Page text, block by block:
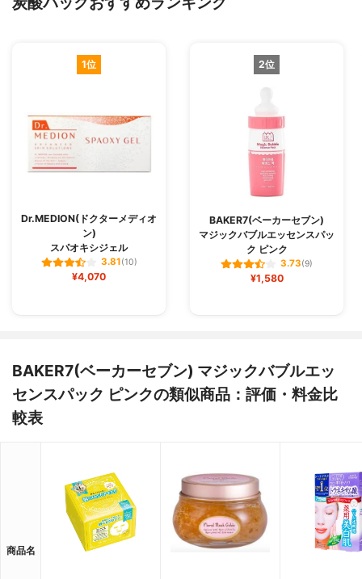
1位
Dr.MEDION(ドクターメディオ
ン)
スパオキシジェル
3.81(10)
¥4,070
2位
BAKER7(ベーカーセブン)
マジックバブルエッセンスパッ
ク ピンク
3.73(9)
¥1,580
BAKER7(ベーカーセブン) マジックバブルエッ
センスパック ピンクの類似商品：評価・料金比
較表
商品名